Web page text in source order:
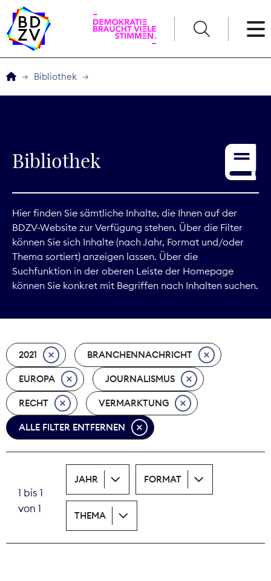
Service
Digitales
Kommunikation
Marktdaten
Nachhaltigkeit
Nachwuchs
Nova Award
Print
Bibliothek
Bibliothek
Hier finden Sie sämtliche Inhalte, die Ihnen auf der
BDZV-Website zur Verfügung stehen. Über die Filter
können Sie sich Inhalte (nach Jahr, Format und/oder
Thema sortiert) anzeigen lassen. Über die
Suchfunktion in der oberen Leiste der Homepage
können Sie konkret mit Begriffen nach Inhalten suchen.
2021 BRANCHENNACHRICHT
EUROPA JOURNALISMUS
RECHT VERMARKTUNG
ALLE FILTER ENTFERNEN
1 bis 1
von 1
JAHR FORMAT
THEMA